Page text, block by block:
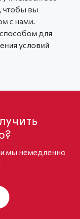
чтобы вы
с нами.
для
условий
мы немедленно